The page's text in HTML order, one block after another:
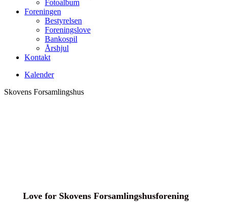
Fotoalbum
Foreningen
Bestyrelsen
Foreningslove
Bankospil
Årshjul
Kontakt
Kalender
Skovens Forsamlingshus
Love for Skovens Forsamlingshusforening